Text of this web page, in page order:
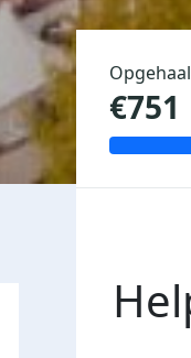
€751